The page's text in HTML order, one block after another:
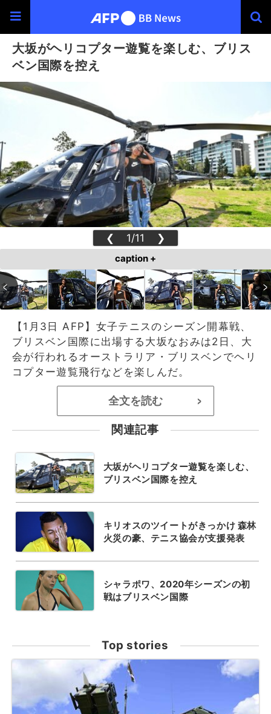
大坂がヘリコプター遊覧を楽しむ、ブリス
ベン国際を控え
❮ 1/11 ❯
caption +
【1月3日 AFP】女子テニスのシーズン開幕戦、
ブリスベン国際に出場する大坂なおみは2日、大
会が行われるオーストラリア・ブリスベンでヘリ
コプター遊覧飛行などを楽しんだ。
全文を読む >
関連記事
大坂がヘリコプター遊覧を楽しむ、
ブリスベン国際を控え
キリオスのツイートがきっかけ 森林
火災の豪、テニス協会が支援発表
シャラポワ、2020年シーズンの初
戦はブリスベン国際
Top stories